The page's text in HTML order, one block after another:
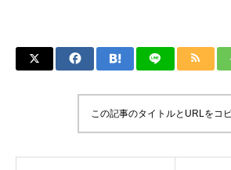
この記事のタイトルとURLをコ